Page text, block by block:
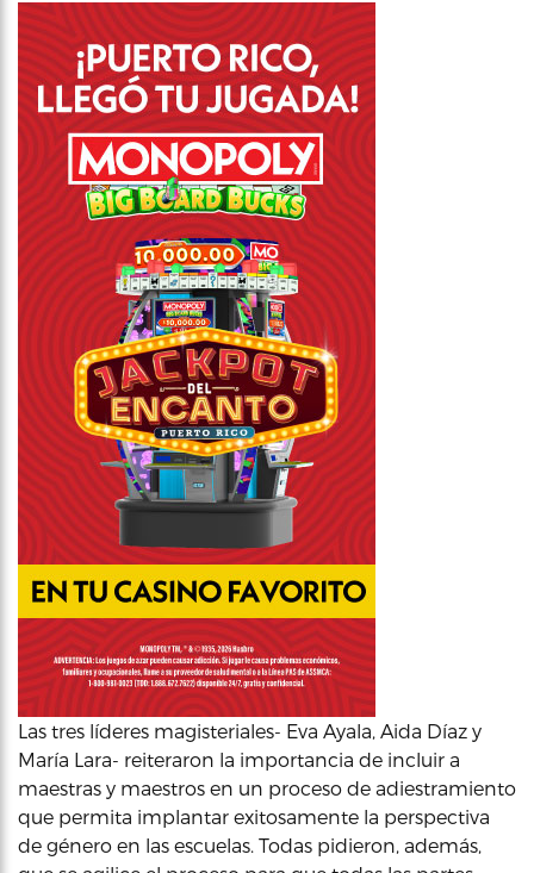
Las tres líderes magisteriales- Eva Ayala, Aida Díaz y
María Lara- reiteraron la importancia de incluir a
maestras y maestros en un proceso de adiestramiento
que permita implantar exitosamente la perspectiva
de género en las escuelas. Todas pidieron, además,